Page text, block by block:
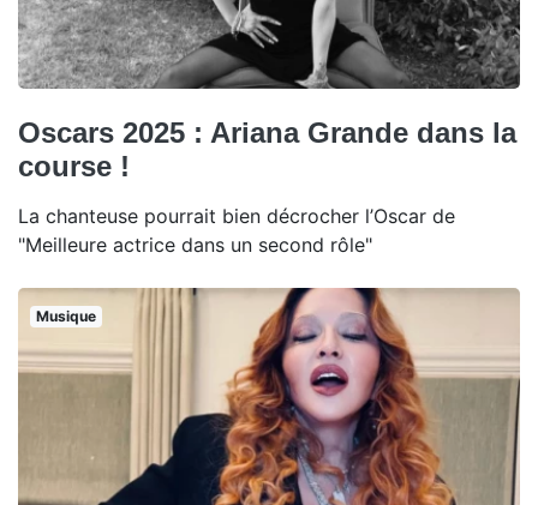
Oscars 2025 : Ariana Grande dans la
course !
La chanteuse pourrait bien décrocher l’Oscar de
"Meilleure actrice dans un second rôle"
Musique